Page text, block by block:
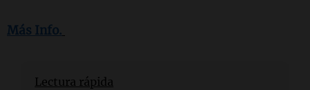
Más Info.
Lectura rápida